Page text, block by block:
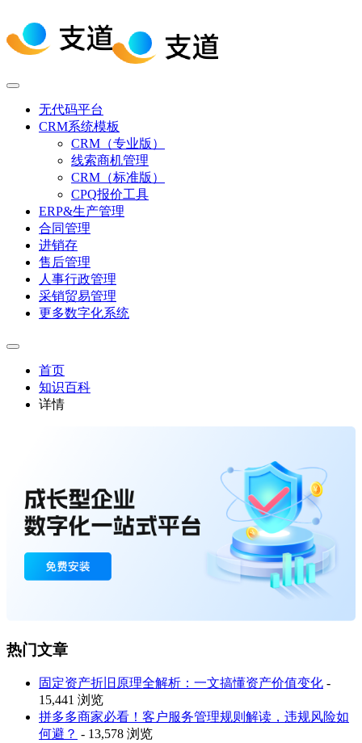
无代码平台
CRM系统模板
CRM（专业版）
线索商机管理
CRM（标准版）
CPQ报价工具
ERP&生产管理
合同管理
进销存
售后管理
人事行政管理
采销贸易管理
更多数字化系统
首页
知识百科
详情
热门文章
固定资产折旧原理全解析：一文搞懂资产价值变化 -
15,441 浏览
拼多多商家必看！客户服务管理规则解读，违规风险如
何避？ - 13,578 浏览